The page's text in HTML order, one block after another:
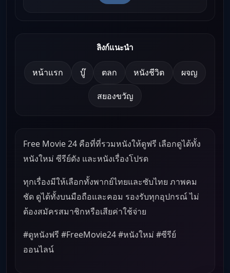
ลิงก์แนะนำ
หน้าแรก บู๊ ตลก หนังชีวิต ผจญ
สยองขวัญ
Free Movie 24 คือที่ที่รวมหนังให้ดูฟรี เลือกดูได้ทั้ง
หนังใหม่ ซีรีย์ดัง และหนังเรื่องโปรด
ทุกเรื่องมีให้เลือกทั้งพากย์ไทยและซับไทย ภาพคม
ชัด ดูได้ทั้งบนมือถือและคอม รองรับทุกอุปกรณ์ ไม่
ต้องสมัครสมาชิกหรือเสียค่าใช้จ่าย
#ดูหนังฟรี #FreeMovie24 #หนังใหม่ #ซีรีย์
ออนไลน์